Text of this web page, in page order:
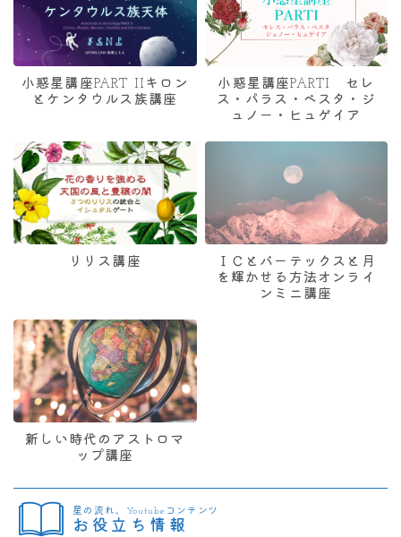
小惑星講座PART IIキロン
とケンタウルス族講座
小惑星講座PARTI セレ
ス・パラス・ベスタ・ジ
ュノー・ヒュゲイア
リリス講座
ＩＣとバーテックスと月
を輝かせる方法オンライ
ンミニ講座
新しい時代のアストロマ
ップ講座
星の流れ、Youtubeコンテンツ
お役立ち情報